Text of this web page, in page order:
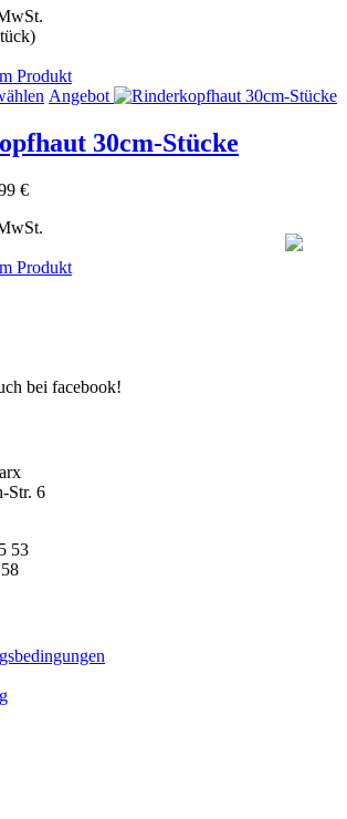
Produkt
Dieses
weist
mehrere
auf
Angebot
30cm-Stücke
€Preisspanne:
bis
Produkt
bei facebook!
Str. 6
53